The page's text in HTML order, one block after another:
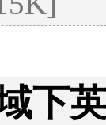
下